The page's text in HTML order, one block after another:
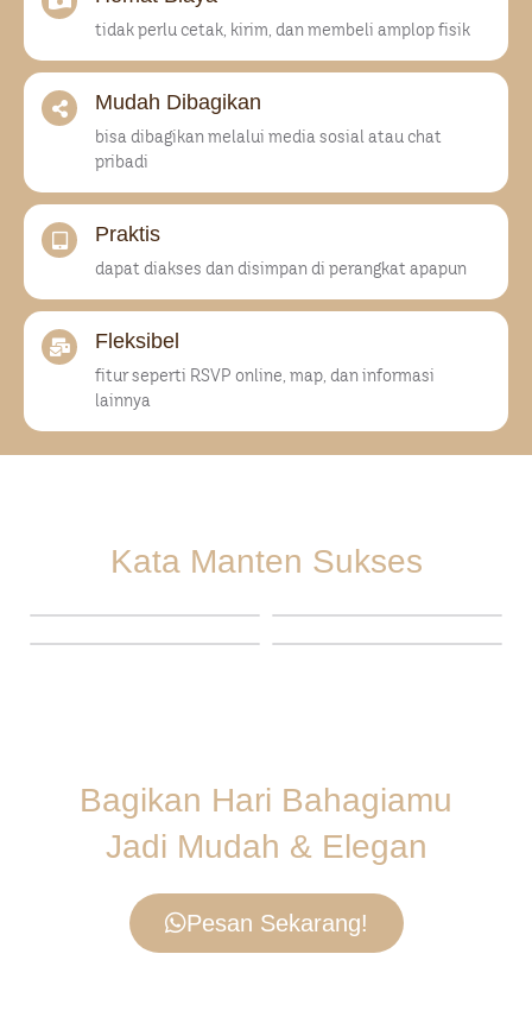
tidak perlu cetak, kirim, dan membeli amplop fisik
Mudah Dibagikan
bisa dibagikan melalui media sosial atau chat
pribadi
Praktis
dapat diakses dan disimpan di perangkat apapun
Fleksibel
fitur seperti RSVP online, map, dan informasi
lainnya
Kata Manten Sukses
Bagikan Hari Bahagiamu
Jadi Mudah & Elegan
Pesan Sekarang!